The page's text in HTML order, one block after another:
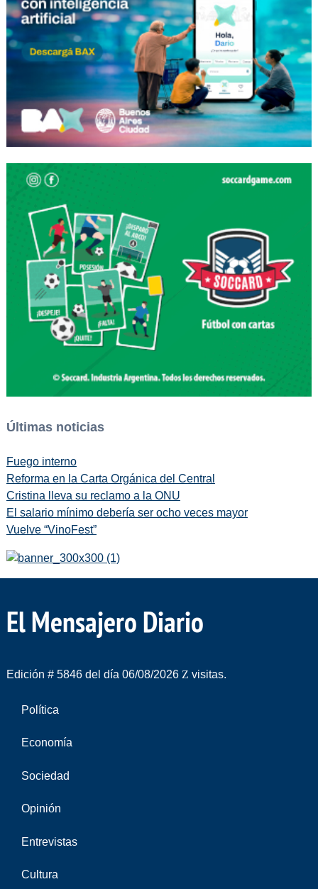
Últimas noticias
Fuego interno
Reforma en la Carta Orgánica del Central
Cristina lleva su reclamo a la ONU
El salario mínimo debería ser ocho veces mayor
Vuelve “VinoFest”
El Mensajero Diario
Edición # 5846 del día 06/08/2026 visitas.
Política
Economía
Sociedad
Opinión
Entrevistas
Cultura